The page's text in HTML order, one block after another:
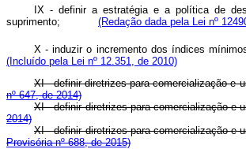
IX - definir a estratégia e a política de
suprimento; (Redação dada pela Lei nº
X - induzir o incremento dos índices
(Incluído pela Lei nº 12.351, de 2010)
XI - definir diretrizes para comercialização e
nº 647, de 2014)
XI - definir diretrizes para comercialização e
2014)
XI - definir diretrizes para comercialização e
Provisória nº 688, de 2015)